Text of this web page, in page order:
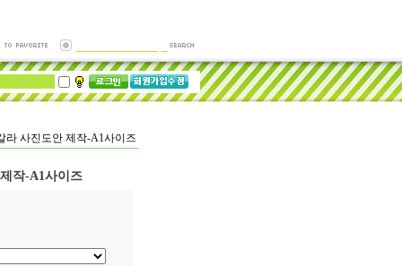
라 사진도안 제작-A1사이즈
작-A1사이즈